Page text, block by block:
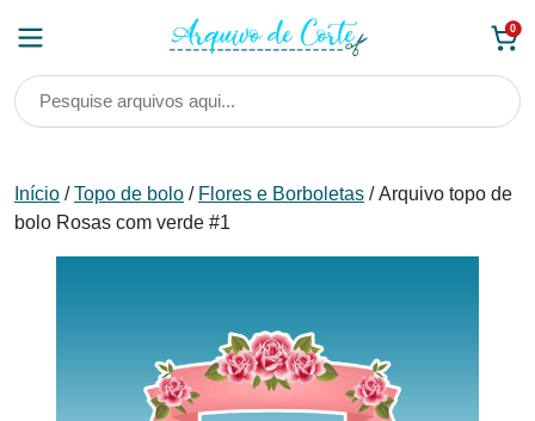
0
Início /Topo de bolo / Flores e Borboletas / Arquivo topo de
bolo Rosas com verde #1